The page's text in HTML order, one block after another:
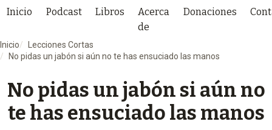
Inicio Podcast Libros
Acerca
de
Donaciones
Inicio
Lecciones Cortas
No pidas un jabón si aún no te has ensuciado las manos
No pidas un jabón si aún no
te has ensuciado las manos